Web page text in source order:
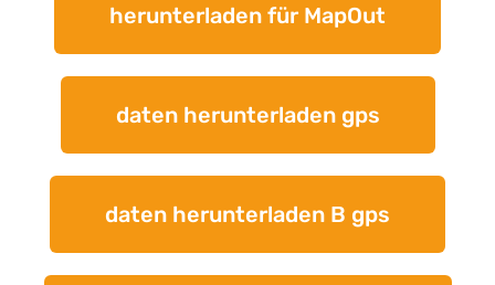
herunterladen für MapOut
daten herunterladen gps
daten herunterladen B gps